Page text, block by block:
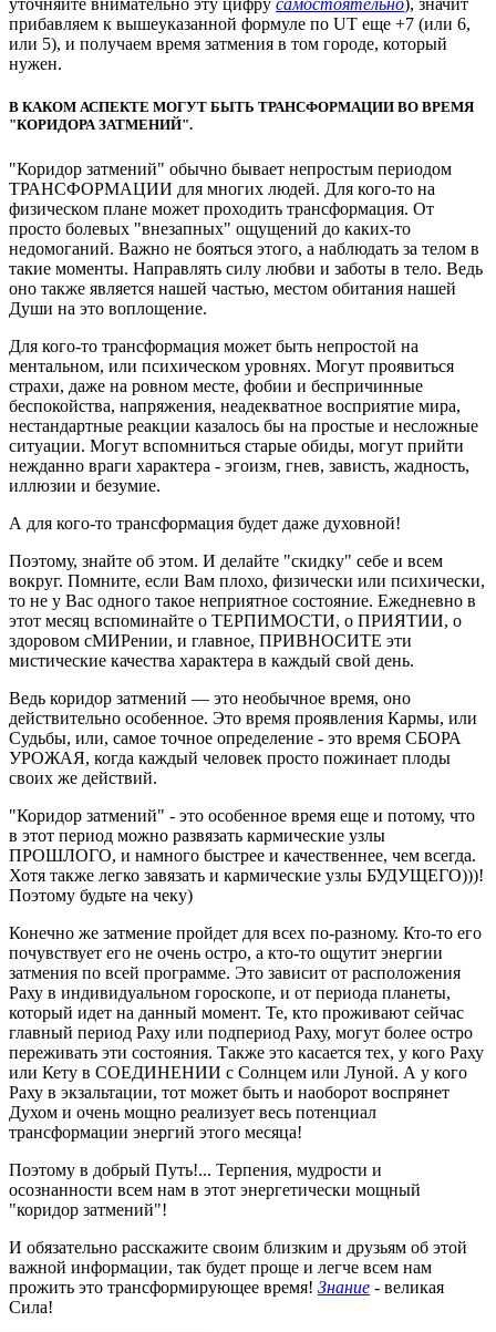
уточняйте внимательно эту цифру самостоятельно), значит
прибавляем к вышеуказанной формуле по UT еще +7 (или 6,
или 5), и получаем время затмения в том городе, который
нужен.
В КАКОМ АСПЕКТЕ МОГУТ БЫТЬ ТРАНСФОРМАЦИИ ВО ВРЕМЯ
"КОРИДОРА ЗАТМЕНИЙ".
"Коридор затмений" обычно бывает непростым периодом
ТРАНСФОРМАЦИИ для многих людей. Для кого-то на
физическом плане может проходить трансформация. От
просто болевых "внезапных" ощущений до каких-то
недомоганий. Важно не бояться этого, а наблюдать за телом в
такие моменты. Направлять силу любви и заботы в тело. Ведь
оно также является нашей частью, местом обитания нашей
Души на это воплощение.
Для кого-то трансформация может быть непростой на
ментальном, или психическом уровнях. Могут проявиться
страхи, даже на ровном месте, фобии и беспричинные
беспокойства, напряжения, неадекватное восприятие мира,
нестандартные реакции казалось бы на простые и несложные
ситуации. Могут вспомниться старые обиды, могут прийти
нежданно враги характера - эгоизм, гнев, зависть, жадность,
иллюзии и безумие.
А для кого-то трансформация будет даже духовной!
Поэтому, знайте об этом. И делайте "скидку" себе и всем
вокруг. Помните, если Вам плохо, физически или психически,
то не у Вас одного такое неприятное состояние. Ежедневно в
этот месяц вспоминайте о ТЕРПИМОСТИ, о ПРИЯТИИ, о
здоровом сМИРении, и главное, ПРИВНОСИТЕ эти
мистические качества характера в каждый свой день.
Ведь коридор затмений — это необычное время, оно
действительно особенное. Это время проявления Кармы, или
Судьбы, или, самое точное определение - это время СБОРА
УРОЖАЯ, когда каждый человек просто пожинает плоды
своих же действий.
"Коридор затмений" - это особенное время еще и потому, что
в этот период можно развязать кармические узлы
ПРОШЛОГО, и намного быстрее и качественнее, чем всегда.
Хотя также легко завязать и кармические узлы БУДУЩЕГО)))!
Поэтому будьте на чеку)
Конечно же затмение пройдет для всех по-разному. Кто-то его
почувствует его не очень остро, а кто-то ощутит энергии
затмения по всей программе. Это зависит от расположения
Раху в индивидуальном гороскопе, и от периода планеты,
который идет на данный момент. Те, кто проживают сейчас
главный период Раху или подпериод Раху, могут более остро
переживать эти состояния. Также это касается тех, у кого Раху
или Кету в СОЕДИНЕНИИ с Солнцем или Луной. А у кого
Раху в экзальтации, тот может быть и наоборот воспрянет
Духом и очень мощно реализует весь потенциал
трансформации энергий этого месяца!
Поэтому в добрый Путь!... Терпения, мудрости и
осознанности всем нам в этот энергетически мощный
"коридор затмений"!
И обязательно расскажите своим близким и друзьям об этой
важной информации, так будет проще и легче всем нам
прожить это трансформирующее время! Знание - великая
Сила!